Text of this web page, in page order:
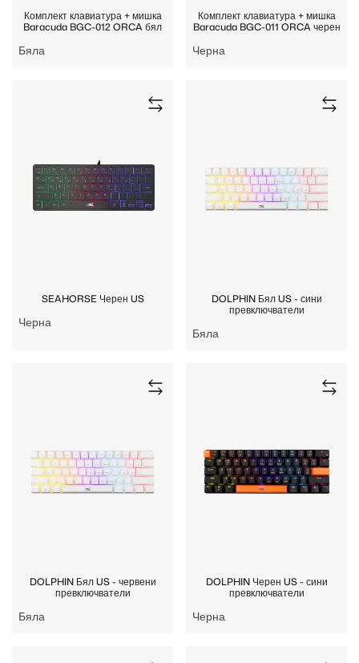
Комплект клавиатура + мишка
Baracuda BGC-012 ORCA бял
Бяла
Комплект клавиатура + мишка
Baracuda BGC-011 ORCA черен
Черна
SEAHORSE Черен US
Черна
DOLPHIN Бял US - сини
превключватели
Бяла
DOLPHIN Бял US - червени
превключватели
Бяла
DOLPHIN Черен US - сини
превключватели
Черна